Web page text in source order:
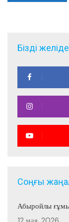
по
Бізді
Соңғы
Абыройлы